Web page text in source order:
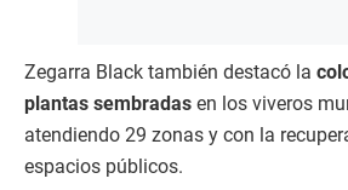
Zegarra Black también destacó la
plantas sembradas en los viveros
atendiendo 29 zonas y con la
espacios públicos.